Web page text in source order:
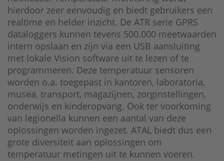
hierdoor zeer eenvoudig en biedt gebruikers een
realtime en helder inzicht. De ATR serie GPRS
dataloggers kunnen tevens 500.000 meetwaarden
intern opslaan en zijn via een USB aansluiting
met lokale Vision software uit te lezen of te
programmeren. Deze temperatuur sensoren
worden o.a. toegepast in kantoren, laboratoria,
musea, transport, magazijnen, zorginstellingen,
onderwijs en kinderopvang. Ook ter voorkoming
van legionella kunnen een aantal van deze
oplossingen worden ingezet. ATAL biedt dus een
grote diversiteit aan oplossingen om
temperatuur metingen uit te kunnen voeren.